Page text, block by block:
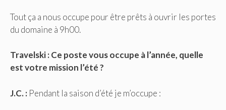
Tout ça a nous occupe pour être prêts à ouvrir les portes
du domaine à 9h00.
Travelski : Ce poste vous occupe à l’année, quelle
est votre mission l’été ?
J.C. : Pendant la saison d’été je m’occupe :